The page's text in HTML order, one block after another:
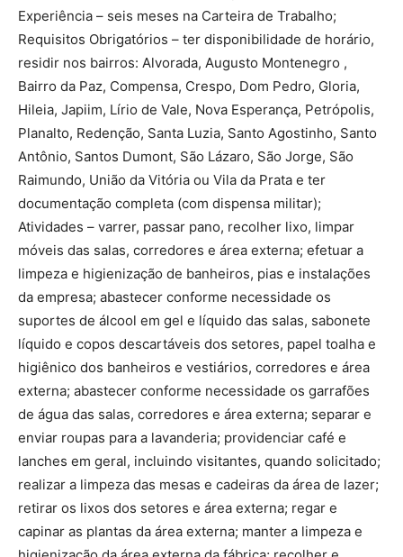
Experiência – seis meses na Carteira de Trabalho;
Requisitos Obrigatórios – ter disponibilidade de horário,
residir nos bairros: Alvorada, Augusto Montenegro ,
Bairro da Paz, Compensa, Crespo, Dom Pedro, Gloria,
Hileia, Japiim, Lírio de Vale, Nova Esperança, Petrópolis,
Planalto, Redenção, Santa Luzia, Santo Agostinho, Santo
Antônio, Santos Dumont, São Lázaro, São Jorge, São
Raimundo, União da Vitória ou Vila da Prata e ter
documentação completa (com dispensa militar);
Atividades – varrer, passar pano, recolher lixo, limpar
móveis das salas, corredores e área externa; efetuar a
limpeza e higienização de banheiros, pias e instalações
da empresa; abastecer conforme necessidade os
suportes de álcool em gel e líquido das salas, sabonete
líquido e copos descartáveis dos setores, papel toalha e
higiênico dos banheiros e vestiários, corredores e área
externa; abastecer conforme necessidade os garrafões
de água das salas, corredores e área externa; separar e
enviar roupas para a lavanderia; providenciar café e
lanches em geral, incluindo visitantes, quando solicitado;
realizar a limpeza das mesas e cadeiras da área de lazer;
retirar os lixos dos setores e área externa; regar e
capinar as plantas da área externa; manter a limpeza e